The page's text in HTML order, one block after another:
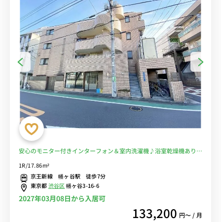
安心のモニター付きインターフォン＆室内洗濯機♪浴室乾燥機あり/
前駅まで2駅＆市ヶ谷駅へ乗換なし■選べるWi-Fi格安レンタル中！
1R/17.86m²
京王新線 幡ヶ谷駅 徒歩7分
東京都渋谷区幡ヶ谷3-16-6
2027年03月08日から入居可
133,200 円〜 / 月